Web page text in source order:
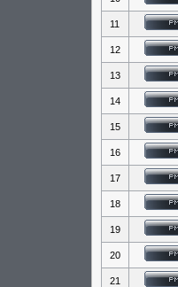
11
12
13
14
15
16
17
18
19
20
21